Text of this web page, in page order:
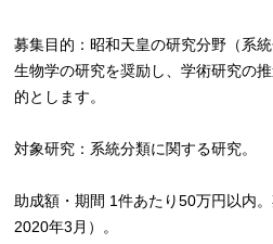
募集目的：昭和天皇の研究分野（系
生物学の研究を奨励し、学術研究の
的とします。
対象研究：系統分類に関する研究。
助成額・期間 1件あたり50万円以内
2020年3月）。